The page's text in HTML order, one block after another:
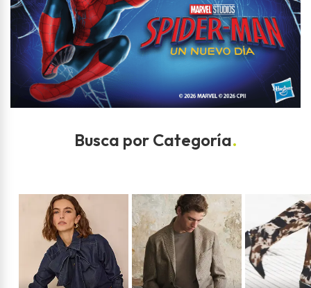
Busca por Categoría.